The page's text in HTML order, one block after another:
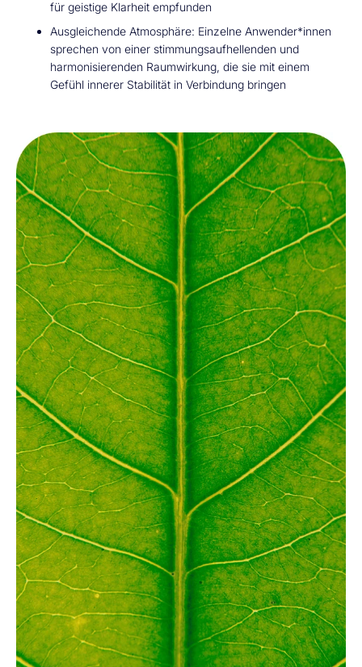
für geistige Klarheit empfunden
Ausgleichende Atmosphäre: Einzelne Anwender*innen
sprechen von einer stimmungsaufhellenden und
harmonisierenden Raumwirkung, die sie mit einem
Gefühl innerer Stabilität in Verbindung bringen